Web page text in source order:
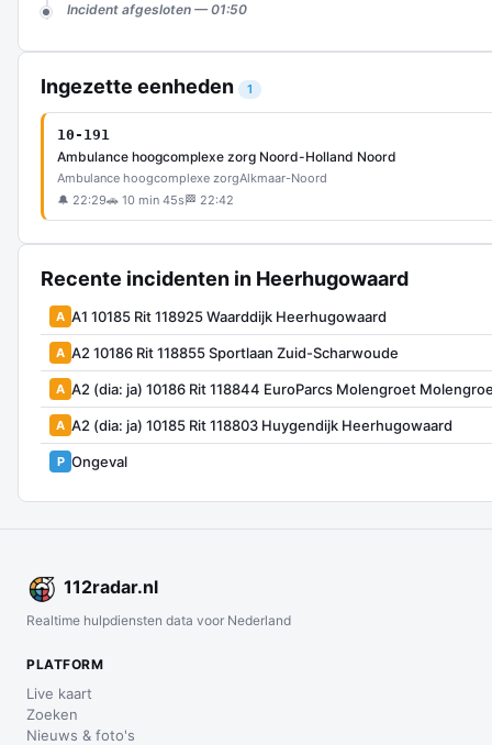
Incident afgesloten — 01:50
Ingezette eenheden 1
10-191
Ambulance hoogcomplexe zorg Noord-Holland Noord
Ambulance hoogcomplexe zorgAlkmaar-Noord
🔔 22:29🚗 10 min 45s 🏁 22:42
Recente incidenten in Heerhugowaard
A A1 10185 Rit 118925 Waarddijk Heerhugowaard
A A2 10186 Rit 118855 Sportlaan Zuid-Scharwoude
A A2 (dia: ja) 10186 Rit 118844 EuroParcs Molengroet
A A2 (dia: ja) 10185 Rit 118803 Huygendijk Heerhugowaard
P Ongeval
112radar.nl
Realtime hulpdiensten data voor Nederland
PLATFORM
Live kaart
Zoeken
Nieuws & foto's